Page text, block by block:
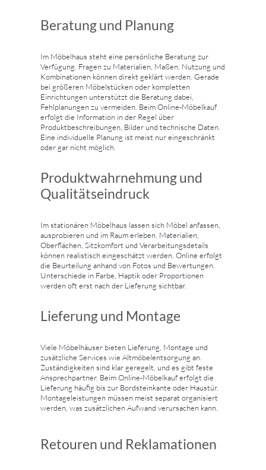
Beratung und Planung
Im Möbelhaus steht eine persönliche Beratung zur
Verfügung. Fragen zu Materialien, Maßen, Nutzung und
Kombinationen können direkt geklärt werden. Gerade
bei größeren Möbelstücken oder kompletten
Einrichtungen unterstützt die Beratung dabei,
Fehlplanungen zu vermeiden. Beim Online-Möbelkauf
erfolgt die Information in der Regel über
Produktbeschreibungen, Bilder und technische Daten.
Eine individuelle Planung ist meist nur eingeschränkt
oder gar nicht möglich.
Produktwahrnehmung und
Qualitätseindruck
Im stationären Möbelhaus lassen sich Möbel anfassen,
ausprobieren und im Raum erleben. Materialien,
Oberflächen, Sitzkomfort und Verarbeitungsdetails
können realistisch eingeschätzt werden. Online erfolgt
die Beurteilung anhand von Fotos und Bewertungen.
Unterschiede in Farbe, Haptik oder Proportionen
werden oft erst nach der Lieferung sichtbar.
Lieferung und Montage
Viele Möbelhäuser bieten Lieferung, Montage und
zusätzliche Services wie Altmöbelentsorgung an.
Zuständigkeiten sind klar geregelt, und es gibt feste
Ansprechpartner. Beim Online-Möbelkauf erfolgt die
Lieferung häufig bis zur Bordsteinkante oder Haustür.
Montageleistungen müssen meist separat organisiert
werden, was zusätzlichen Aufwand verursachen kann.
Retouren und Reklamationen